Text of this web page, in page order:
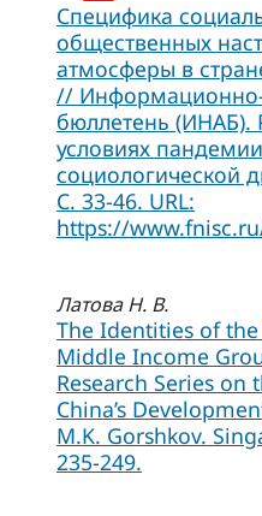
Специфика
общественных
атмосферы в
// Информационно-
бюллетень (ИНАБ).
условиях
социологической
С. 33-46. URL:
https://
Латова Н. В.
The Identities of
Middle Income
Research Series on
China’s
M.K. Gorshkov.
235-249.